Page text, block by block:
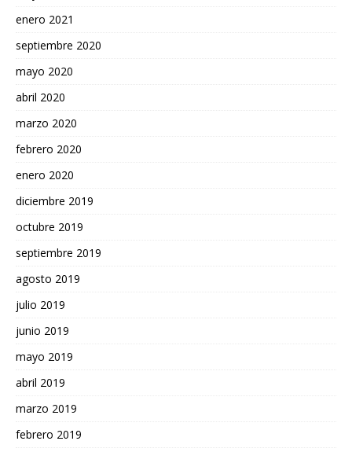
enero 2021
septiembre 2020
mayo 2020
abril 2020
marzo 2020
febrero 2020
enero 2020
diciembre 2019
octubre 2019
septiembre 2019
agosto 2019
julio 2019
junio 2019
mayo 2019
abril 2019
marzo 2019
febrero 2019